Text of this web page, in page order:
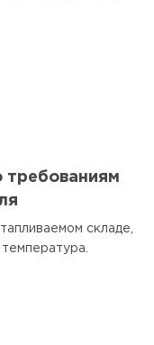
требованиям
складе,